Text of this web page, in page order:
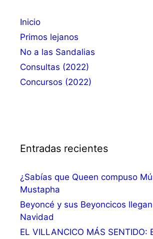
Inicio
Primos lejanos
No a las Sandalias
Consultas (2022)
Concursos (2022)
Entradas recientes
¿Sabías que Queen compuso
Mustapha
Beyoncé y sus Beyoncicos
Navidad
EL VILLANCICO MÁS SENTIDO: